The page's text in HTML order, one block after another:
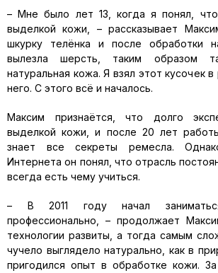
– Мне было лет 13, когда я понял, что
выделкой кожи, – рассказывает
шкурку телёнка и после обработки
вылезла шерсть, таким образом
натуральная кожа. Я взял этот кусочек
него. С этого всё и началось.
Максим признаётся, что долго
выделкой кожи, и после 20 лет
знает все секреты ремесла.
Интернета он понял, что отрасль
всегда есть чему учиться.
– В 2011 году начал
профессионально, – продолжает
технологии развиты, а тогда самым
чучело выглядело натурально, как в
пригодился опыт в обработке кожи.